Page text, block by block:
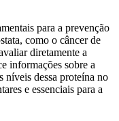
para a prevenção
como o câncer de
diretamente a
informações sobre a
níveis dessa proteína no
e essenciais para a